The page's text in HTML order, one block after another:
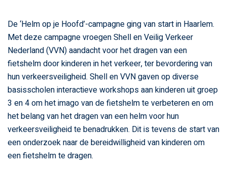
De ‘Helm op je Hoofd’-campagne ging van start in Haarlem.
Met deze campagne vroegen Shell en Veilig Verkeer
Nederland (VVN) aandacht voor het dragen van een
fietshelm door kinderen in het verkeer, ter bevordering van
hun verkeersveiligheid. Shell en VVN gaven op diverse
basisscholen interactieve workshops aan kinderen uit groep
3 en 4 om het imago van de fietshelm te verbeteren en om
het belang van het dragen van een helm voor hun
verkeersveiligheid te benadrukken. Dit is tevens de start van
een onderzoek naar de bereidwilligheid van kinderen om
een fietshelm te dragen.